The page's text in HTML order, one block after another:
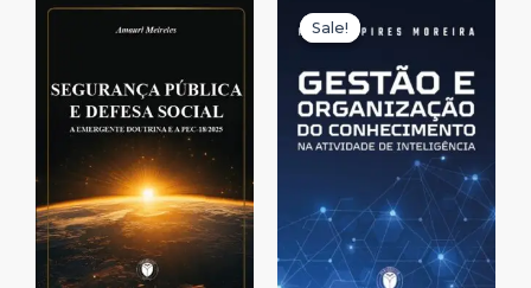
Sale!
Sale!
preço
era:
R$ 79,90.
preço
é:
R$